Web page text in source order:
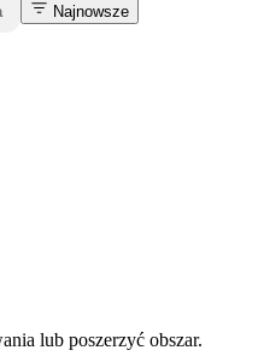
Najnowsze
lub poszerzyć obszar.